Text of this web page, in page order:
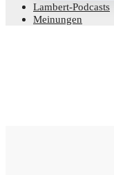
Lam­­bert-Pod­­casts
Mei­nun­gen